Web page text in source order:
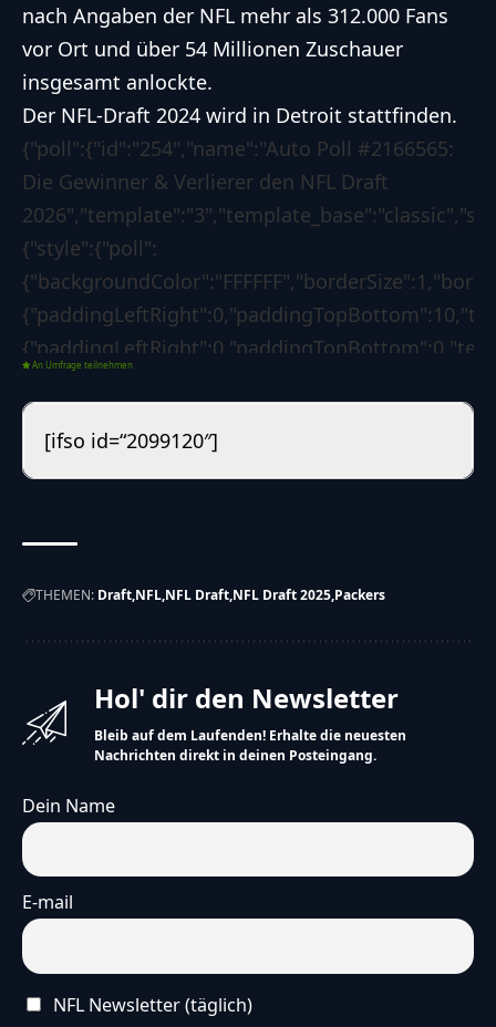
nach Angaben der NFL mehr als 312.000 Fans
vor Ort und über 54 Millionen Zuschauer
insgesamt anlockte.
Der NFL-Draft 2024 wird in Detroit stattfinden.
{"poll":{"id":"254","name":"Auto Poll #2166565:
Die Gewinner & Verlierer den NFL Draft
{"style":{"poll":
[],"custom":{"css":""}},"options":{"poll":
["guest","registered"],"resultsDetails":
zur Abstimmung","sortResults":"number-of-
{"votePermissions":
[{"id":"254","poll_id":"254","etext":"Welches
Team hat den NFL Draft 2026 am besten
text","status":"active","sorder":"1","meta_data":
An Umfrage teilnehmen
[ifso id=“2099120″]
THEMEN: Draft NFL NFL Draft NFL Draft 2025 Packers
Hol' dir den Newsletter
Bleib auf dem Laufenden! Erhalte die neuesten
Nachrichten direkt in deinen Posteingang.
Dein Name
E-mail
NFL Newsletter (täglich)